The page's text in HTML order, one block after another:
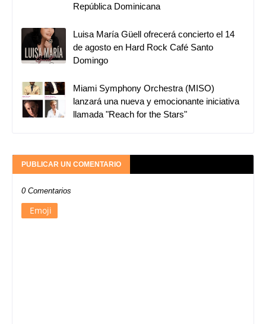
República Dominicana
Luisa María Güell ofrecerá concierto el 14
de agosto en Hard Rock Café Santo
Domingo
Miami Symphony Orchestra (MISO)
lanzará una nueva y emocionante iniciativa
llamada "Reach for the Stars"
PUBLICAR UN COMENTARIO
0 Comentarios
Emoji